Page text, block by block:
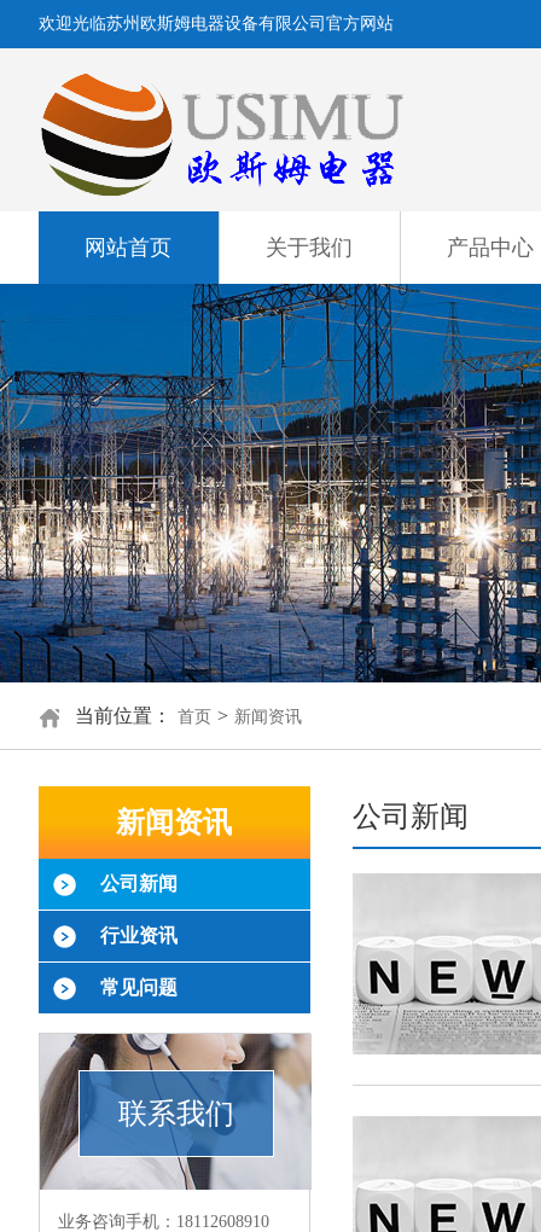
欢迎光临苏州欧斯姆电器设备有限公司官方网站
网站首页 关于我们 产品中心
当前位置： 首页 > 新闻资讯
新闻资讯
公司新闻
行业资讯
常见问题
联系我们
业务咨询手机：18112608910
公司新闻